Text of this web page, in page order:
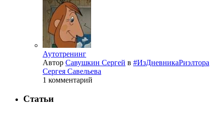
Аутотренинг
Автор Савушкин Сергей в #ИзДневникаРиэлтора
Сергея Савельева
1 комментарий
Статьи